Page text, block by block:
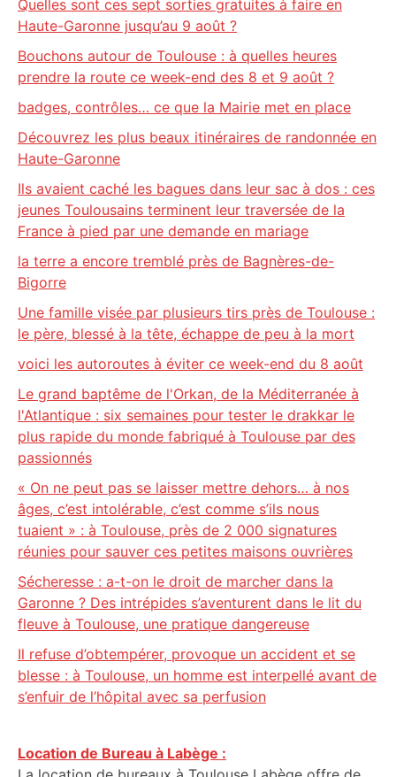
Quelles sont ces sept sorties gratuites à faire en
Haute-Garonne jusqu’au 9 août ?
Bouchons autour de Toulouse : à quelles heures
prendre la route ce week-end des 8 et 9 août ?
badges, contrôles… ce que la Mairie met en place
Découvrez les plus beaux itinéraires de randonnée en
Haute-Garonne
Ils avaient caché les bagues dans leur sac à dos : ces
jeunes Toulousains terminent leur traversée de la
France à pied par une demande en mariage
la terre a encore tremblé près de Bagnères-de-
Bigorre
Une famille visée par plusieurs tirs près de Toulouse :
le père, blessé à la tête, échappe de peu à la mort
voici les autoroutes à éviter ce week-end du 8 août
Le grand baptême de l'Orkan, de la Méditerranée à
l'Atlantique : six semaines pour tester le drakkar le
plus rapide du monde fabriqué à Toulouse par des
passionnés
« On ne peut pas se laisser mettre dehors… à nos
âges, c’est intolérable, c’est comme s’ils nous
tuaient » : à Toulouse, près de 2 000 signatures
réunies pour sauver ces petites maisons ouvrières
Sécheresse : a-t-on le droit de marcher dans la
Garonne ? Des intrépides s’aventurent dans le lit du
fleuve à Toulouse, une pratique dangereuse
Il refuse d’obtempérer, provoque un accident et se
blesse : à Toulouse, un homme est interpellé avant de
s’enfuir de l’hôpital avec sa perfusion
Location de Bureau à Labège :